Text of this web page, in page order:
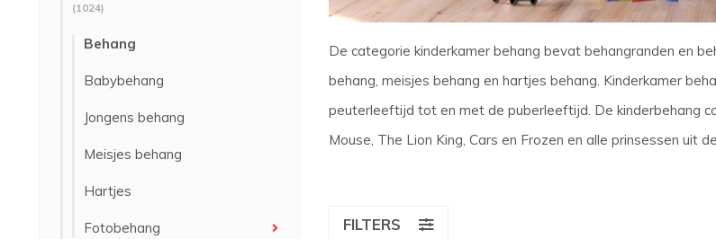
(1024)
Behang
Babybehang
Jongens behang
Meisjes behang
Hartjes
Fotobehang
De categorie kinderkamer behang bevat behangranden en
behang, meisjes behang en hartjes behang. Kinderkamer
peuterleeftijd tot en met de puberleeftijd. De kinderbehang
Mouse, The Lion King, Cars en Frozen en alle prinsessen uit
FILTERS